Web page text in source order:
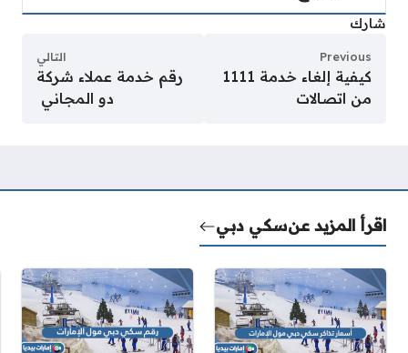
شارك
Previous
كيفية إلغاء خدمة 1111
من اتصالات
التالي
رقم خدمة عملاء شركة
دو المجاني
اقرأ المزيد عنسكي دبي